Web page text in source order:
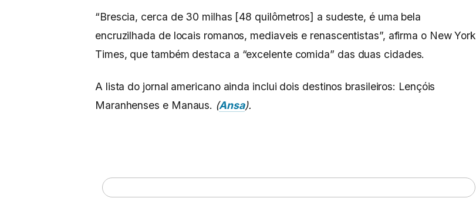
“Brescia, cerca de 30 milhas [48 quilômetros] a sudeste, é uma bela
encruzilhada de locais romanos, mediaveis e renascentistas”, afirma o New York
Times, que também destaca a “excelente comida” das duas cidades.
A lista do jornal americano ainda inclui dois destinos brasileiros: Lençóis
Maranhenses e Manaus. (Ansa).